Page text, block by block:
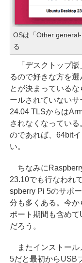
OSは「Other
る
「デスクトップ版
るので好きな方を
とが決まっている
ールされていない
24.04 TLSからは
されなくなってい
のであれば、64bit
い。
ちなみに
23.10でも行なわれ
spberry Pi 5のサポ
分も多くある。今
ポート期間も含め
だろう。
またインストール
5だと最初からUSB